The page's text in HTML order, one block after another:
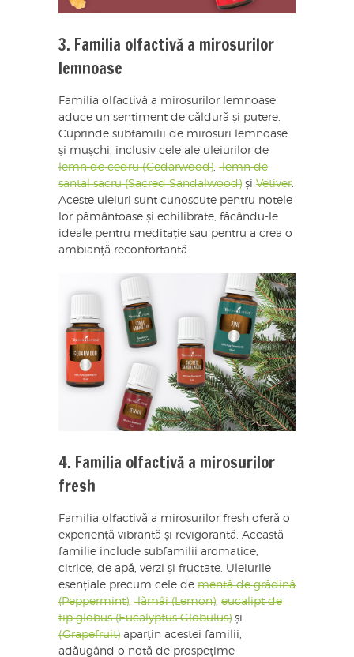
3. Familia olfactivă a mirosurilor
lemnoase
Familia olfactivă a mirosurilor lemnoase
aduce un sentiment de căldură și putere.
Cuprinde subfamilii de mirosuri lemnoase
și mușchi, inclusiv cele ale uleiurilor de
lemn de cedru (Cedarwood), lemn de
santal sacru (Sacred Sandalwood) și Vetiver.
Aceste uleiuri sunt cunoscute pentru notele
lor pământoase și echilibrate, făcându-le
ideale pentru meditație sau pentru a crea o
ambianță reconfortantă.
4. Familia olfactivă a mirosurilor
fresh
Familia olfactivă a mirosurilor fresh oferă o
experiență vibrantă și revigorantă. Această
familie include subfamilii aromatice,
citrice, de apă, verzi și fructate. Uleiurile
esențiale precum cele de mentă de grădină
(Peppermint), lămâi (Lemon), eucalipt de
tip globus (Eucalyptus Globulus) și
(Grapefruit) aparțin acestei familii,
adăugând o notă de prospețime